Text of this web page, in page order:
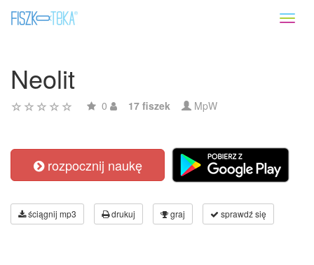
Neolit
0 17 fiszek MpW
rozpocznij naukę
ściągnij mp3 drukuj graj sprawdź się